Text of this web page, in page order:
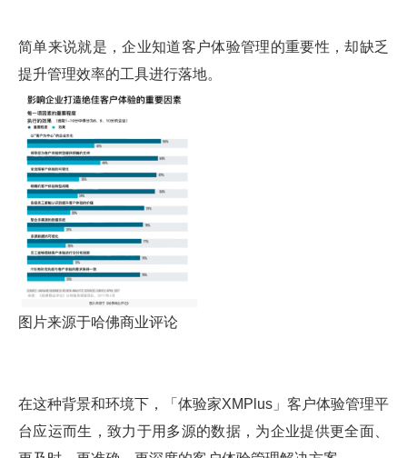
简单来说就是，企业知道客户体验管理的重要性，却缺乏
提升管理效率的工具进行落地。
图片来源于哈佛商业评论
在这种背景和环境下，「体验家XMPlus」客户体验管理平
台应运而生，致力于用多源的数据，为企业提供更全面、